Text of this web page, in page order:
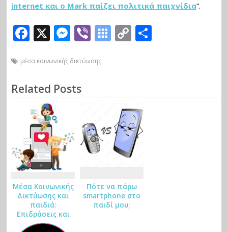
internet και o Mark παίζει πολιτικά παιχνίδια“.
F
e
b
o
o
k
X M
ss
e
n
er
Vi
er
S
o
o
B
o
k
m
C
n
k
Μ
μέσα κοινωνικής δικτύωσης
Related Posts
Μέσα Κοινωνικής
Δικτύωσης και
παιδιά:
Επιδράσεις και
τρόποι
Πότε να πάρω
smartphone στο
παιδί μου;